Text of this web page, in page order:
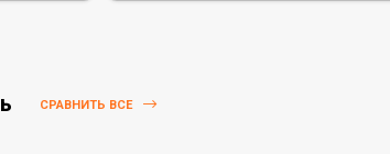
СРАВНИТЬ ВСЕ